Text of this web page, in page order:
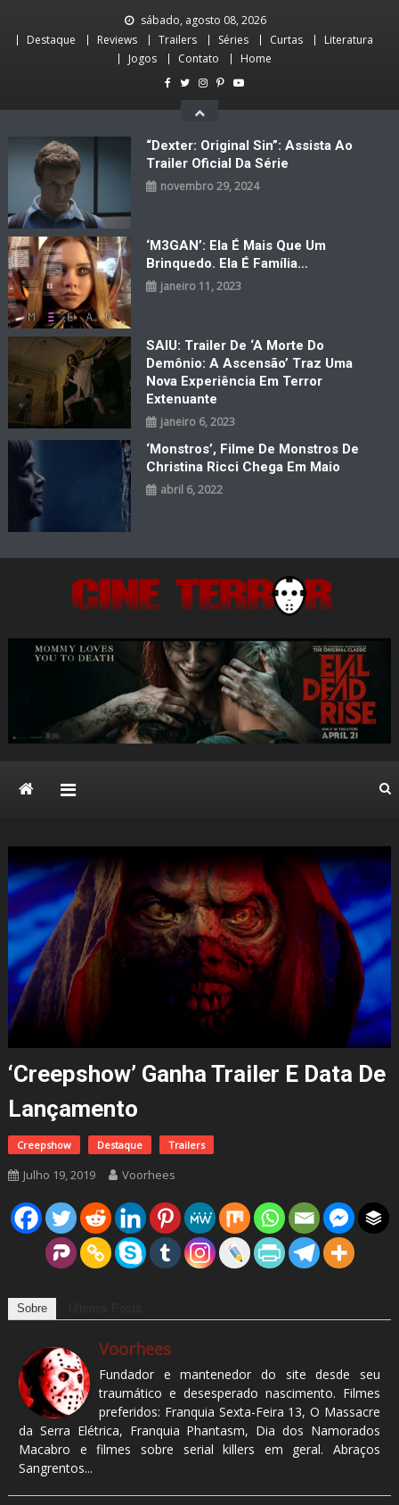
sábado, agosto 08, 2026
Destaque
Reviews Trailers Séries Curtas
Literatura
Jogos
Contato Home
“Dexter: Original Sin”: Assista Ao
Trailer Oficial Da Série
novembro 29, 2024
‘M3GAN’: Ela É Mais Que Um
Brinquedo. Ela É Família…
janeiro 11, 2023
SAIU: Trailer De ‘A Morte Do
Demônio: A Ascensão’ Traz Uma
Nova Experiência Em Terror
Extenuante
janeiro 6, 2023
‘Monstros’, Filme De Monstros De
Christina Ricci Chega Em Maio
abril 6, 2022
Cine Terror
‘Creepshow’ Ganha Trailer E Data De
Lançamento
Creepshow Destaque Trailers
Julho 19, 2019 Voorhees
Sobre
Voorhees
Fundador e mantenedor do site desde seu
traumático e desesperado nascimento. Filmes
preferidos: Franquia Sexta-Feira 13, O Massacre
da Serra Elétrica, Franquia Phantasm, Dia dos Namorados
Macabro e filmes sobre serial killers em geral. Abraços
Sangrentos...